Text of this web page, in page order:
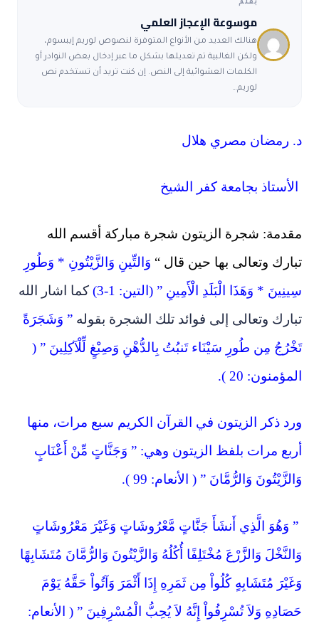
بقلم
موسوعة الإعجاز العلمي
هنالك العديد من الأنواع المتوفرة لنصوص لوريم إيبسوم،
ولكن الغالبية تم تعديلها بشكل ما عبر إدخال بعض النوادر أو
الكلمات العشوائية إلى النص. إن كنت تريد أن تستخدم نص
لوريم…
د. رمضان مصري هلال
الأستاذ بجامعة كفر الشيخ
مقدمة: شجرة الزيتون شجرة مباركة أقسم الله
تبارك وتعالى بها حين قال “ وَالتِّينِ وَالزَّيْتُونِ * وَطُورِ
سِينِينَ * وَهَذَا الْبَلَدِ الْأَمِينِ ” (التين: 1-3)
كما اشار الله
تبارك وتعالى إلى فوائد تلك الشجرة بقوله ” وَشَجَرَةً
تَخْرُجُ مِن طُورِ سَيْنَاء تَنبُتُ بِالدُّهْنِ وَصِبْغٍ لِّلْآكِلِينَ ” (
المؤمنون: 20 ).
ورد ذكر الزيتون في القرآن الكريم سبع مرات، منها
أربع مرات بلفظ الزيتون وهي: ” وَجَنَّاتٍ مِّنْ أَعْنَابٍ
وَالزَّيْتُونَ وَالرُّمَّانَ ” ( الأنعام: 99 ).
” وَهُوَ الَّذِي أَنشَأَ جَنَّاتٍ مَّعْرُوشَاتٍ وَغَيْرَ مَعْرُوشَاتٍ
وَالنَّخْلَ وَالزَّرْعَ مُخْتَلِفًا أُكُلُهُ وَالزَّيْتُونَ وَالرُّمَّانَ مُتَشَابِهًا
وَغَيْرَ مُتَشَابِهٍ كُلُواْ مِن ثَمَرِهِ إِذَا أَثْمَرَ وَآتُواْ حَقَّهُ يَوْمَ
حَصَادِهِ وَلاَ تُسْرِفُواْ إِنَّهُ لاَ يُحِبُّ الْمُسْرِفِينَ ” ( الأنعام: